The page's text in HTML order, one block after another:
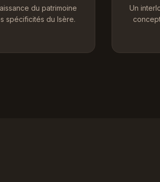
du patrimoine
spécificités du Isère.
Un